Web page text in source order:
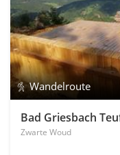
Wandelroute
Bad Griesbach
Zwarte Woud